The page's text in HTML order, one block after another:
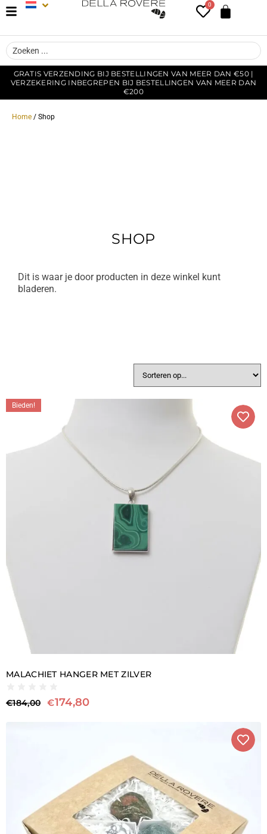
0
GRATIS VERZENDING BIJ BESTELLINGEN VAN MEER DAN €50 |
VERZEKERING INBEGREPEN BIJ BESTELLINGEN VAN MEER DAN
€200
Home / Shop
SHOP
Dit is waar je door producten in deze winkel kunt
bladeren.
Bieden!
MALACHIET HANGER MET ZILVER
€184,00 €174,80